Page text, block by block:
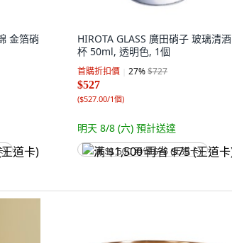
金箔硝
)
HIROTA GLASS 廣田硝子 玻璃清酒
杯 50ml, 透明色, 1個
首購折扣價 27%$727
$527
($527.00/1個)
明天 8/8 (六) 預計送達
满 $1,500 再省 $75 (王道卡)